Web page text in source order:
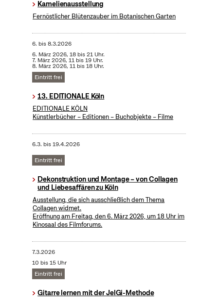
Kamelienausstellung
Fernöstlicher Blütenzauber im Botanischen Garten
6. bis8.3.2026
6. März 2026, 18 bis 21 Uhr.
7. März 2026, 11 bis 19 Uhr.
8. März 2026, 11 bis 18 Uhr.
Eintritt frei
13. EDITIONALE Köln
EDITIONALE KÖLN
Künstlerbücher – Editionen – Buchobjekte – Filme
6.3. bis19.4.2026
Eintritt frei
Dekonstruktion und Montage – von Collagen
und Liebesaffären zu Köln
Ausstellung, die sich ausschließlich dem Thema
Collagen widmet.
Eröffnung am Freitag, den 6. März 2026, um 18 Uhr im
Kinosaal des Filmforums.
7.3.2026
10 bis 15 Uhr
Eintritt frei
Gitarre lernen mit der JelGi-Methode